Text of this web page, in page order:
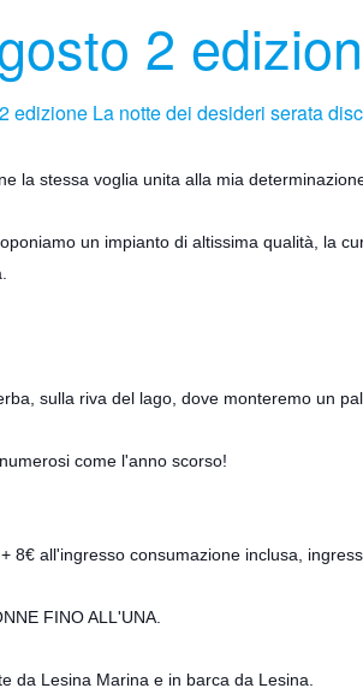
2
la stessa voglia unita alla mia
un impianto di altissima qualità, la
sulla riva del lago, dove monteremo un
come l'anno scorso!
8€ all'ingresso consumazione inclusa,
FINO ALL'UNA.
da Lesina Marina e in barca da Lesina.